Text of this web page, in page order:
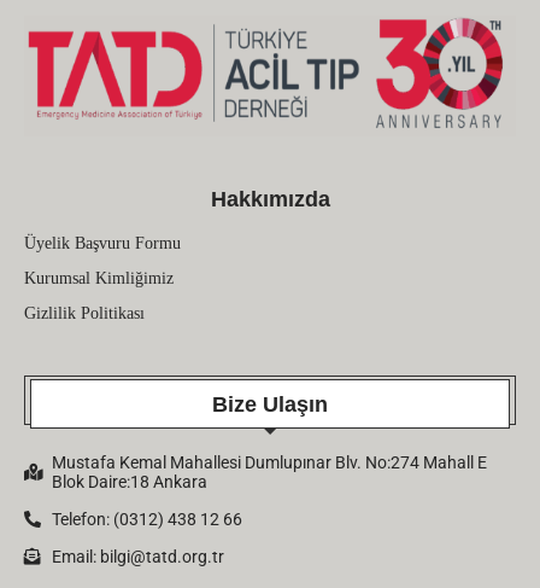
Hakkımızda
Üyelik Başvuru Formu
Kurumsal Kimliğimiz
Gizlilik Politikası
Bize Ulaşın
Mustafa Kemal Mahallesi Dumlupınar Blv. No:274 Mahall E
Blok Daire:18 Ankara
Telefon: (0312) 438 12 66
Email: bilgi@tatd.org.tr